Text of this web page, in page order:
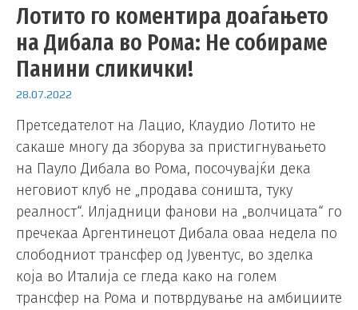
Лотито го коментира доаѓањето
на Дибала во Рома: Не собираме
Панини сликички!
28.07.2022
Претседателот на Лацио, Клаудио Лотито не
сакаше многу да зборува за пристигнувањето
на Пауло Дибала во Рома, посочувајќи дека
неговиот клуб не „продава соништа, туку
реалност“. Илјадници фанови на „волчицата“ го
пречекаа Аргентинецот Дибала оваа недела по
слободниот трансфер од Јувентус, во зделка
која во Италија се гледа како на голем
трансфер на Рома и потврдување на амбициите